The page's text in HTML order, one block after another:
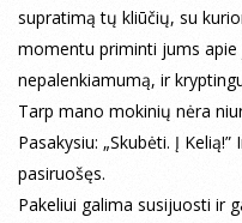
supratimą tų kliūčių, su
momentu priminti jums
nepalenkiamumą, ir
Tarp mano mokinių nėra
Pasakysiu: „Skubėti. Į
pasiruošęs.
Pakeliui galima susijuosti ir